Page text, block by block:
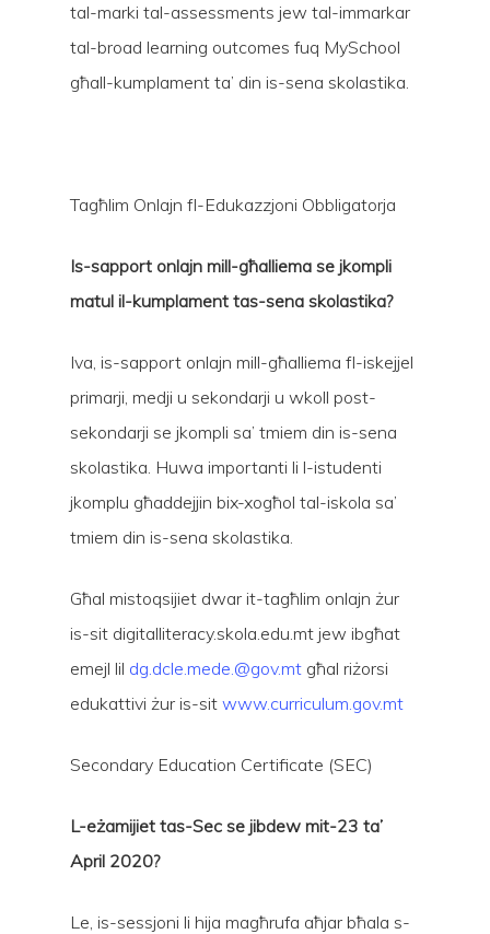
tal-marki tal-assessments jew tal-immarkar
tal-broad learning outcomes fuq MySchool
għall-kumplament ta’ din is-sena skolastika.
Tagħlim Onlajn fl-Edukazzjoni Obbligatorja
Is-sapport onlajn mill-għalliema se jkompli
matul il-kumplament tas-sena skolastika?
Iva, is-sapport onlajn mill-għalliema fl-iskejjel
primarji, medji u sekondarji u wkoll post-
sekondarji se jkompli sa’ tmiem din is-sena
skolastika. Huwa importanti li l-istudenti
jkomplu għaddejjin bix-xogħol tal-iskola sa’
tmiem din is-sena skolastika.
Għal mistoqsijiet dwar it-tagħlim onlajn żur
is-sit digitalliteracy.skola.edu.mt jew ibgħat
emejl lil dg.dcle.mede.@gov.mt għal riżorsi
edukattivi żur is-sit www.curriculum.gov.mt
Secondary Education Certificate (SEC)
L-eżamijiet tas-Sec se jibdew mit-23 ta’
April 2020?
Le, is-sessjoni li hija magħrufa aħjar bħala s-